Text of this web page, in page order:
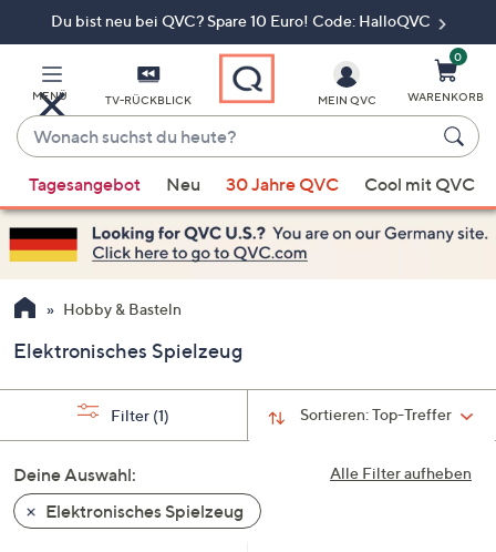
Du bist neu bei QVC? Spare 10 Euro! Code: HalloQVC
MENÜ TV-RÜCKBLICK
Wonach
suchst
du
heute?
Vorschläge
verfügbar
sind,
verwenden
Sie
Pfeiltasten
nach
und
nach
unten
oder
MEIN QVC
0
WARENKORB
Tagesangebot Neu 30 Jahre QVC Cool mit QVC
Hobby & Basteln
Elektronisches Spielzeug
Sortieren:Top-Treffer
Filter (1)
Alle Filter aufheben
Deine Auswahl:
Elektronisches Spielzeug